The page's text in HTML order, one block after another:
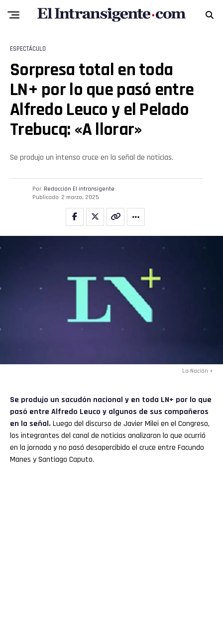
ESPECTÁCULO
Sorpresa total en toda
LN+ por lo que pasó entre
Alfredo Leuco y el Pelado
Trebucq: «A llorar»
Se produjo un intenso cruce en la señal de noticias.
Por Redacción El intransigente
Publicado 2 marzo, 2025
La Nación +
Se produjo un sacudón nacional y en toda LN+ por lo que
pasó entre Alfredo Leuco y algunos de sus compañeros
en la señal. Luego del discurso de Javier Milei en el Congreso,
los integrantes del canal de noticias analizaron lo que ocurrió
en la jornada y no pasó desapercibido el cruce entre Facundo
Manes y Santiago Caputo.